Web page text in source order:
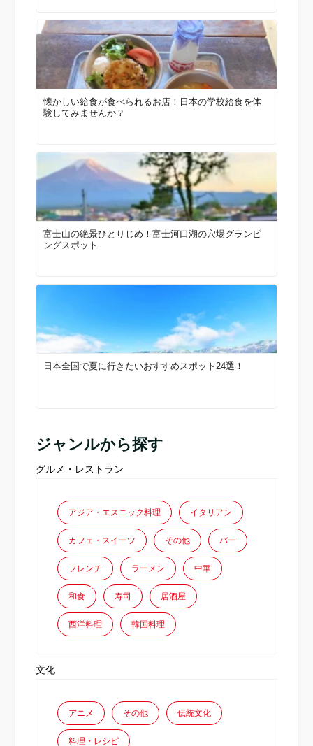
懐かしい給食が食べられるお店！日本の学校給食を体
験してみませんか？
富士山の絶景ひとりじめ！富士河口湖の穴場グランピ
ングスポット
日本全国で夏に行きたいおすすめスポット24選！
ジャンルから探す
グルメ・レストラン
アジア・エスニック料理 イタリアン
カフェ・スイーツ その他 バー
フレンチ ラーメン 中華
和食 寿司 居酒屋
西洋料理 韓国料理
文化
アニメ その他 伝統文化
料理・レシピ